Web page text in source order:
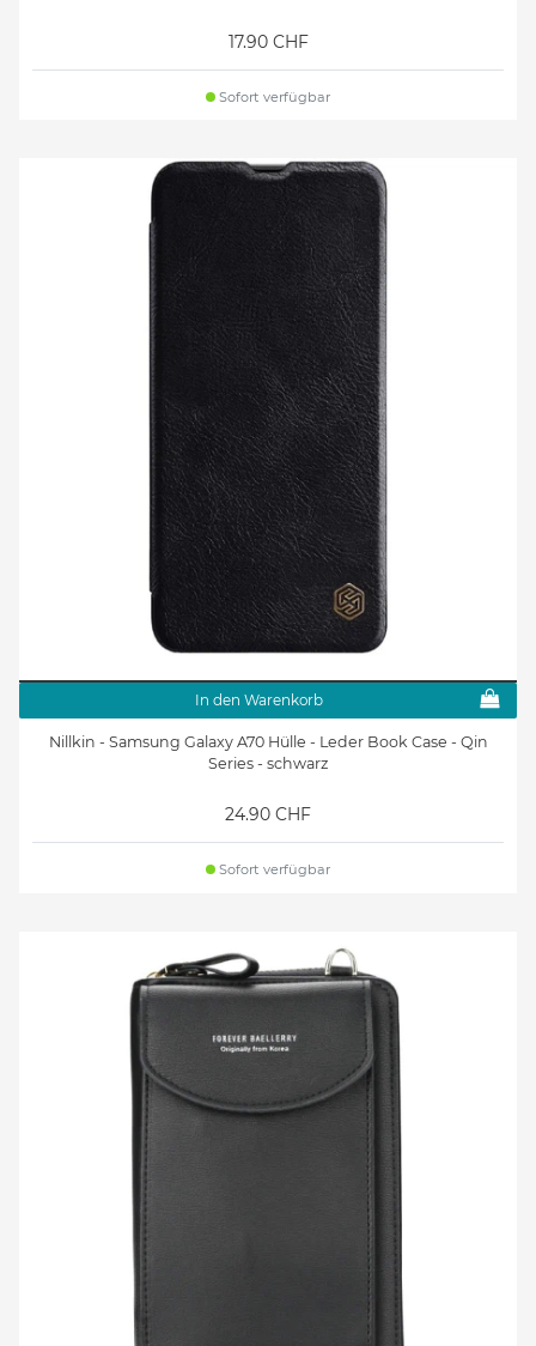
17.90 CHF
Sofort verfügbar
In den Warenkorb
Nillkin - Samsung Galaxy A70 Hülle - Leder Book Case - Qin
Series - schwarz
24.90 CHF
Sofort verfügbar